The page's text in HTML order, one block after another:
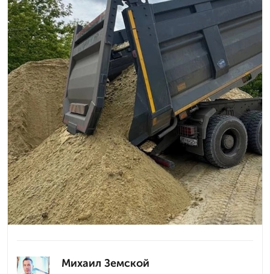
Михаил Земской